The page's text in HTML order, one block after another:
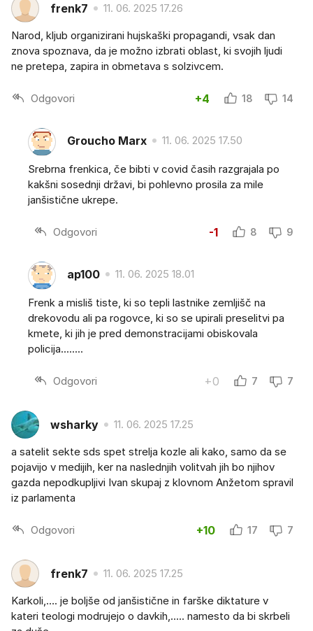
frenk7 11. 06. 2025 17.26
Narod, kljub organizirani hujskaški propagandi, vsak dan
znova spoznava, da je možno izbrati oblast, ki svojih ljudi
ne pretepa, zapira in obmetava s solzivcem.
Odgovori +4 18 14
Groucho Marx 11. 06. 2025 17.50
Srebrna frenkica, če bibti v covid časih razgrajala po
kakšni sosednji državi, bi pohlevno prosila za mile
janšistične ukrepe.
Odgovori -1 8 9
ap100 11. 06. 2025 18.01
Frenk a misliš tiste, ki so tepli lastnike zemljišč na
drekovodu ali pa rogovce, ki so se upirali preselitvi pa
kmete, ki jih je pred demonstracijami obiskovala
policija........
Odgovori +0 7 7
wsharky 11. 06. 2025 17.25
a satelit sekte sds spet strelja kozle ali kako, samo da se
pojavijo v medijih, ker na naslednjih volitvah jih bo njihov
gazda nepodkupljivi Ivan skupaj z klovnom Anžetom spravil
iz parlamenta
Odgovori +10 17 7
frenk7 11. 06. 2025 17.25
Karkoli,…. je boljše od janšistične in farške diktature v
kateri teologi modrujejo o davkih,..... namesto da bi skrbeli